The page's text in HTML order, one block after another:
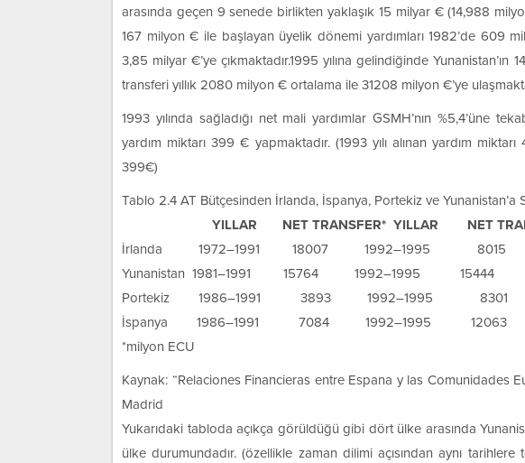
arasında geçen 9 senede birlikten yaklaşık 15 milyar € (14,988
167 milyon € ile başlayan üyelik dönemi yardımları 1982’de 609
3,85 milyar €’ye çıkmaktadır.1995 yılına gelindiğinde
transferi yıllık 2080 milyon € ortalama ile 31208 milyon €’ye
1993 yılında sağladığı net mali yardımlar GSMH’nın %5,4’üne
yardım miktarı 399 € yapmaktadır. (1993 yılı alınan yardım
399€)
Tablo 2.4 AT Bütçesinden İrlanda, İspanya, Portekiz ve Yunanistan’a
YILLAR NET TRANSFER* YILLAR NET
İrlanda
1972–1991 18007 1992–1995
Yunanistan 1981–1991 15764 1992–1995
Portekiz 1986–1991 3893 1992–1995
İspanya
1986–1991 7084 1992–1995
*milyon ECU
Kaynak: “Relaciones Financieras entre Espana y las Comunidades
Madrid
Yukarıdaki tabloda açıkça görüldüğü gibi dört ülke arasında
ülke durumundadır. (özellikle zaman dilimi açısından aynı